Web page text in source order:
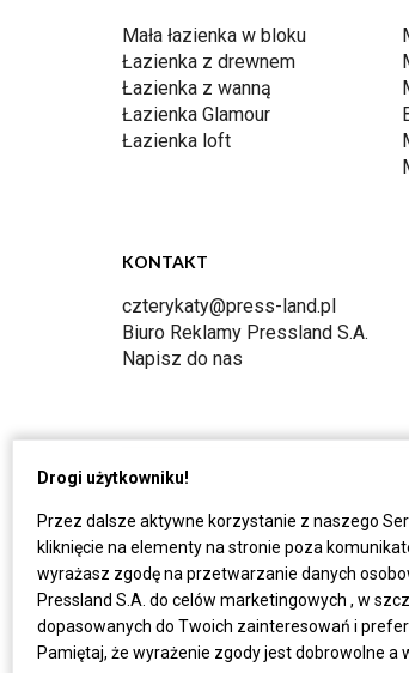
Mała łazienka w bloku
Łazienka z drewnem
Łazienka z wanną
Łazienka Glamour
Łazienka loft
KONTAKT
czterykaty@press-land.pl
Biuro Reklamy Pressland S.A.
Napisz do nas
Drogi użytkowniku!
Przez dalsze aktywne korzystanie z naszego
kliknięcie na elementy na stronie poza
wyrażasz zgodę na przetwarzanie danych
Pressland S.A. do celów marketingowych , w
dopasowanych do Twoich zainteresowań i
Pamiętaj, że wyrażenie zgody jest dobrowolne